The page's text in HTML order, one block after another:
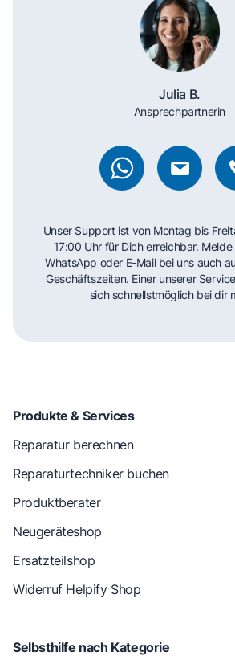
Julia B.
Ansprechpartnerin
Unser Support ist von Montag bis
17:00 Uhr für Dich erreichbar.
WhatsApp oder E-Mail bei uns auch
Geschäftszeiten. Einer unserer
sich schnellstmöglich bei dir
Produkte & Services
Reparatur berechnen
Reparaturtechniker buchen
Produktberater
Neugeräteshop
Ersatzteilshop
Widerruf Helpify Shop
Selbsthilfe nach Kategorie